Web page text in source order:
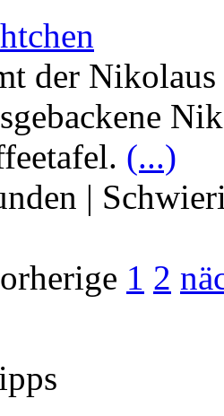
der Nikolaus
(...)
|
1 2